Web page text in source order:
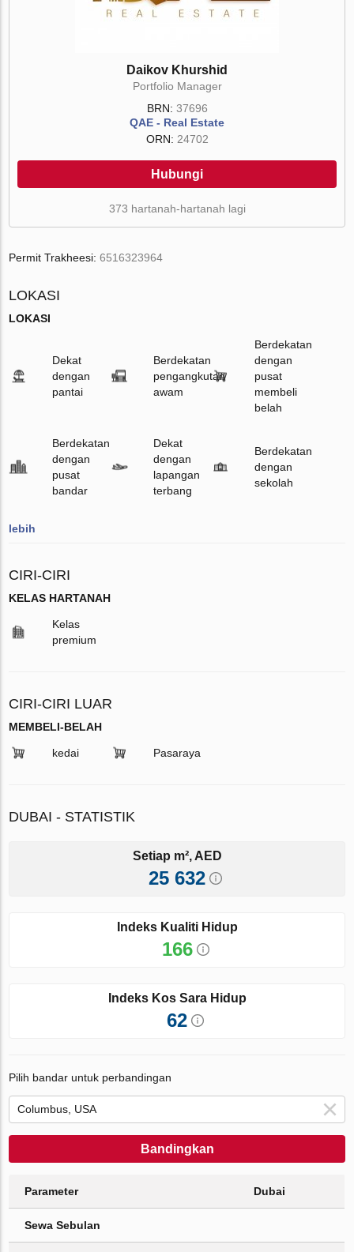
Daikov Khurshid
Portfolio Manager
BRN: 37696
QAE - Real Estate
ORN: 24702
Hubungi
373 hartanah-hartanah lagi
Permit Trakheesi:6516323964
LOKASI
LOKASI
Dekat
dengan
pantai
Berdekatan
pengangkutan
awam
Berdekatan
dengan
pusat
membeli
belah
Berdekatan
dengan
pusat
bandar
Dekat
dengan
lapangan
terbang
Berdekatan
dengan
sekolah
lebih
CIRI-CIRI
KELAS HARTANAH
Kelas
premium
CIRI-CIRI LUAR
MEMBELI-BELAH
kedai Pasaraya
DUBAI - STATISTIK
Setiap m², AED
25 632
Indeks Kualiti Hidup
166
Indeks Kos Sara Hidup
62
Pilih bandar untuk perbandingan
Bandingkan
Parameter Dubai
Sewa Sebulan